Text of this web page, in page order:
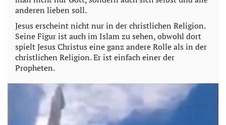
anderen lieben soll.
Jesus erscheint nicht nur in der christlichen Religion.
Seine Figur ist auch im Islam zu sehen, obwohl dort
spielt Jesus Christus eine ganz andere Rolle als in der
christlichen Religion. Er ist einfach einer der
Propheten.